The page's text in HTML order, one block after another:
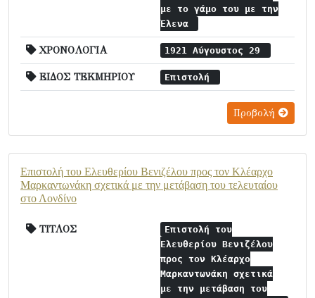
με το γάμο του με την
Έλενα
ΧΡΟΝΟΛΟΓΙΑ 1921 Αύγουστος 29
ΕΙΔΟΣ ΤΕΚΜΗΡΙΟΥ Επιστολή
Προβολή
Επιστολή του Ελευθερίου Βενιζέλου προς τον Κλέαρχο
Μαρκαντωνάκη σχετικά με την μετάβαση του τελευταίου
στο Λονδίνο
ΤΙΤΛΟΣ
Επιστολή του
Ελευθερίου Βενιζέλου
προς τον Κλέαρχο
Μαρκαντωνάκη σχετικά
με την μετάβαση του